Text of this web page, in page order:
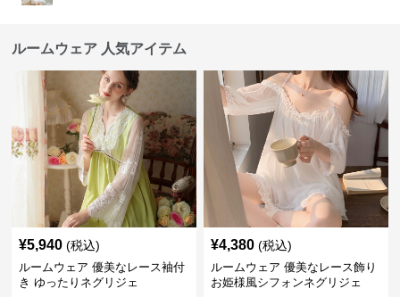
ルームウェア 人気アイテム
¥5,940 (税込)
ルームウェア 優美なレース袖付
き ゆったりネグリジェ
¥4,380 (税込)
ルームウェア 優美なレース飾り
お姫様風シフォンネグリジェ